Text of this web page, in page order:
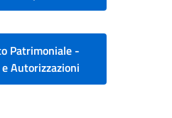
Patrimoniale -
Autorizzazioni